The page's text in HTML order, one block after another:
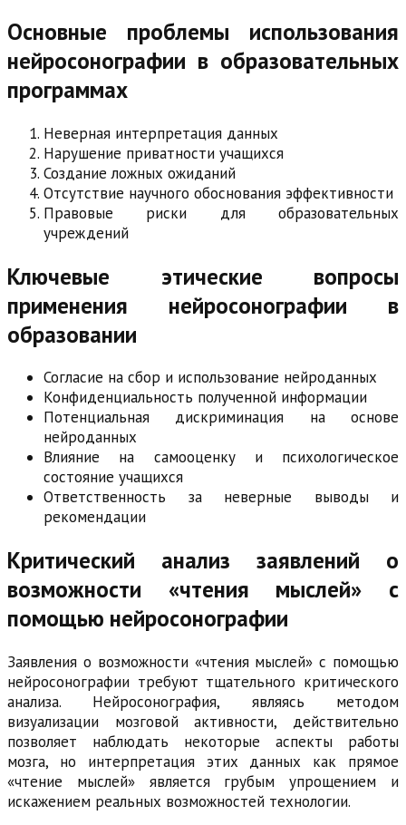
Основные проблемы использования
нейросонографии в образовательных
программах
Неверная интерпретация данных
Нарушение приватности учащихся
Создание ложных ожиданий
Отсутствие научного обоснования эффективности
Правовые риски для образовательных
учреждений
Ключевые этические вопросы
применения нейросонографии в
образовании
Согласие на сбор и использование нейроданных
Конфиденциальность полученной информации
Потенциальная дискриминация на основе
нейроданных
Влияние на самооценку и психологическое
состояние учащихся
Ответственность за неверные выводы и
рекомендации
Критический анализ заявлений о
возможности «чтения мыслей» с
помощью нейросонографии
Заявления о возможности «чтения мыслей» с помощью
нейросонографии требуют тщательного критического
анализа. Нейросонография, являясь методом
визуализации мозговой активности, действительно
позволяет наблюдать некоторые аспекты работы
мозга, но интерпретация этих данных как прямое
«чтение мыслей» является грубым упрощением и
искажением реальных возможностей технологии.